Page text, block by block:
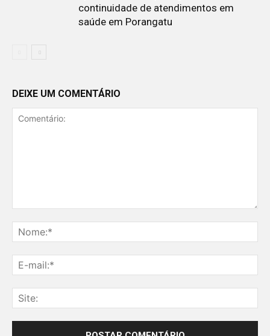
continuidade de atendimentos em
saúde em Porangatu
DEIXE UM COMENTÁRIO